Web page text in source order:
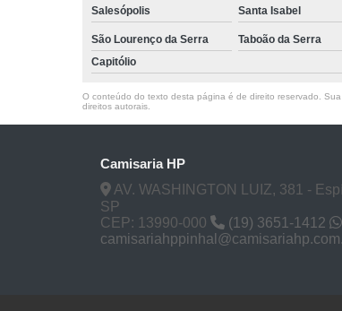
Salesópolis Santa Isabel
São Lourenço da Serra Taboão da Serra
Capitólio
O conteúdo do texto desta página é de direito reservado.
direitos autorais
Camisaria HP
AV. WASHINGTON LUIZ, 381 -
SP
CEP: 13990-000
(19) 3651-1412